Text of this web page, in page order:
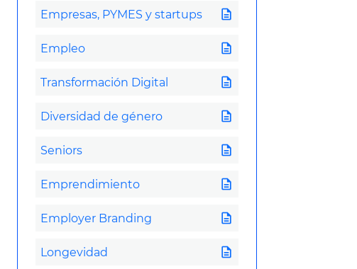
Empresas, PYMES y startups description
Empleo description
Transformación Digital description
Diversidad de género description
Seniors description
Emprendimiento description
Employer Branding description
Longevidad description